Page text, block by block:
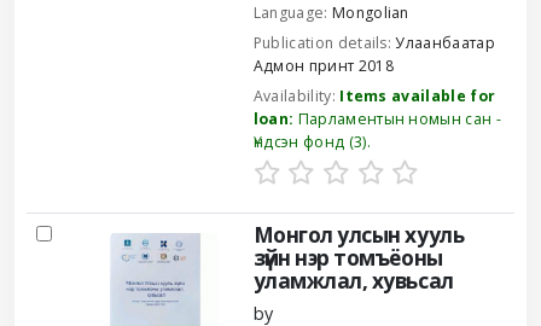
Language: Mongolian
Publication details:Улаанбаатар
Адмон принт 2018
Availability: Items available for
loan: Парламентын номын сан -
Үндсэн фонд (3).
Монгол улсын хууль
зүйн нэр томъёоны
уламжлал, хувьсал
by